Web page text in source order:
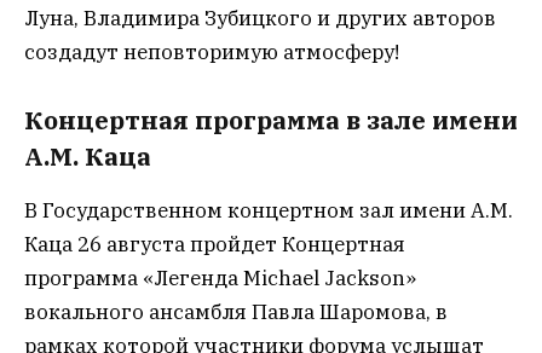
Луна, Владимира Зубицкого и других авторов
создадут неповторимую атмосферу!
Концертная программа в зале имени
А.М. Каца
В Государственном концертном зал имени А.М.
Каца 26 августа пройдет Концертная
программа «Легенда Michael Jackson»
вокального ансамбля Павла Шаромова, в
рамках которой участники форума услышат